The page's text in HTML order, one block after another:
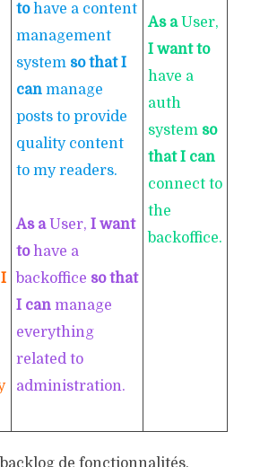
tohave a content
management
system so that I
canmanage
posts to provide
quality content
to my readers.
As aUser, I want
tohave a
backoffice so that
I canmanage
everything
related to
administration.
As aUser,
I want to
have a
auth
system so
that I can
connect to
the
backoffice.
de fonctionnalités,